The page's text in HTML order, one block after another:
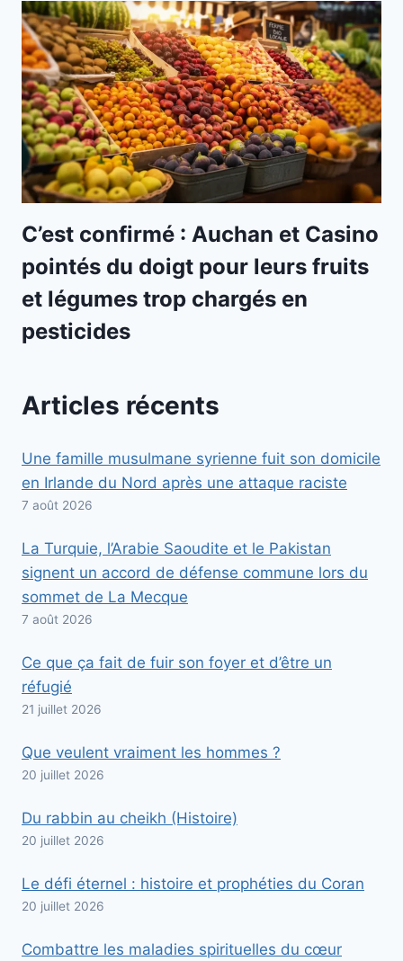
C’est confirmé : Auchan et Casino
pointés du doigt pour leurs fruits
et légumes trop chargés en
pesticides
Articles récents
Une famille musulmane syrienne fuit son domicile
en Irlande du Nord après une attaque raciste
7 août 2026
La Turquie, l’Arabie Saoudite et le Pakistan
signent un accord de défense commune lors du
sommet de La Mecque
7 août 2026
Ce que ça fait de fuir son foyer et d’être un
réfugié
21 juillet 2026
Que veulent vraiment les hommes ?
20 juillet 2026
Du rabbin au cheikh (Histoire)
20 juillet 2026
Le défi éternel : histoire et prophéties du Coran
20 juillet 2026
Combattre les maladies spirituelles du cœur